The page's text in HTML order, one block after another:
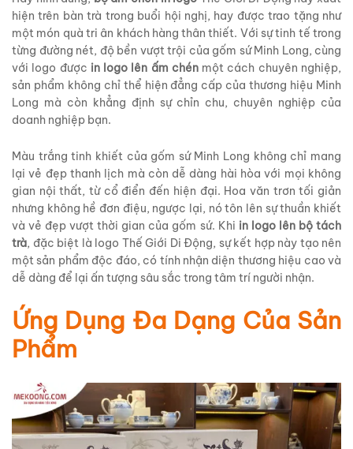
hiện trên bàn trà trong buổi hội nghị, hay được trao tặng như
một món quà tri ân khách hàng thân thiết. Với sự tinh tế trong
từng đường nét, độ bền vượt trội của gốm sứ Minh Long, cùng
với logo được in logo lên ấm chénmột cách chuyên nghiệp,
sản phẩm không chỉ thể hiện đẳng cấp của thương hiệu Minh
Long mà còn khẳng định sự chỉn chu, chuyên nghiệp của
doanh nghiệp bạn.
Màu trắng tinh khiết của gốm sứ Minh Long không chỉ mang
lại vẻ đẹp thanh lịch mà còn dễ dàng hài hòa với mọi không
gian nội thất, từ cổ điển đến hiện đại. Hoa văn trơn tối giản
nhưng không hề đơn điệu, ngược lại, nó tôn lên sự thuần khiết
và vẻ đẹp vượt thời gian của gốm sứ. Khi in logo lên bộ tách
trà, đặc biệt là logo Thế Giới Di Động, sự kết hợp này tạo nên
một sản phẩm độc đáo, có tính nhận diện thương hiệu cao và
dễ dàng để lại ấn tượng sâu sắc trong tâm trí người nhận.
Ứng Dụng Đa Dạng Của Sản
Phẩm